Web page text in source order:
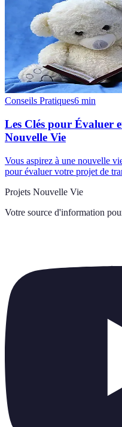
Conseils Pratiques6 min
Les Clés pour Évaluer
Nouvelle Vie
Vous aspirez à une nouvelle
pour évaluer votre projet de
Projets Nouvelle Vie
Votre source d'information